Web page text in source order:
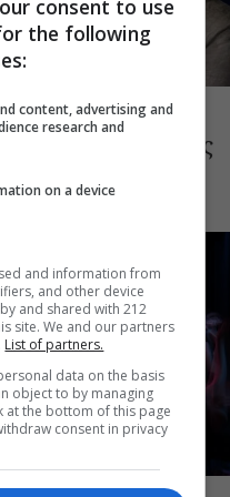
Τουρνάς
στο Θέατρο Άλσος
consent to use
the following
content, advertising and
research and
on a device
and information from
and other device
and shared with 212
site. We and our partners
List of partners.
data on the basis
object to by managing
at the bottom of this page
consent in privacy